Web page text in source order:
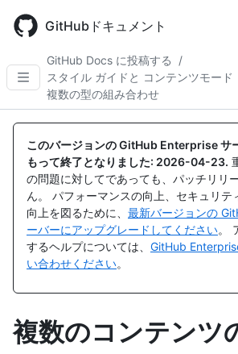
main
GitHubドキュメント
GitHub Docs に投稿する
/
スタイル ガイドと コンテンツモード
複数の型の組み合わせ
このバージョンの GitHub Enterprise サ
もって終了となりました: 2026-04-23.
の問題に対してであっても、パッチリリ
ん。 パフォーマンスの向上、セキュリテ
向上を図るために、 最新バージョンの
ーバーにアップグレードしてください。
するヘルプについては、 GitHub
い合わせください。
複数のコンテンツ